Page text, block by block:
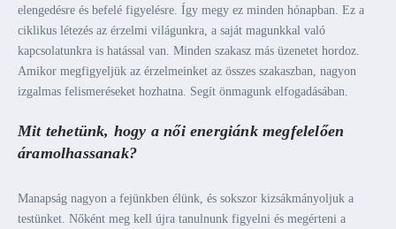
elengedésre és befelé figyelésre. Így megy ez minden hónapban. Ez a
ciklikus létezés az érzelmi világunkra, a saját magunkkal való
kapcsolatunkra is hatással van. Minden szakasz más üzenetet hordoz.
Amikor megfigyeljük az érzelmeinket az összes szakaszban, nagyon
izgalmas felismeréseket hozhatna. Segít önmagunk elfogadásában.
Mit tehetünk, hogy a női energiánk megfelelően
áramolhassanak?
Manapság nagyon a fejünkben élünk, és sokszor kizsákmányoljuk a
testünket. Nőként meg kell újra tanulnunk figyelni és megérteni a